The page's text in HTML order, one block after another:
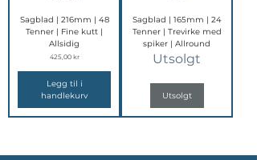
Sagblad | 216mm | 48
Tenner | Fine kutt |
Allsidig
Pris
425,00 kr
Legg til i
handlekurv
Sagblad | 165mm | 24
Tenner | Trevirke med
spiker | Allround
Utsolgt
Utsolgt